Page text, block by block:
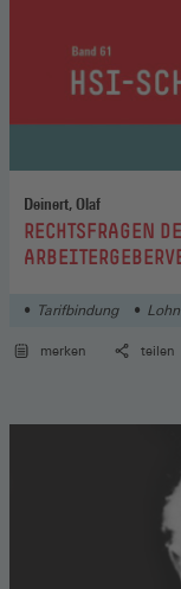
Deinert, Olaf
:RECHTSFRAGEN
Tarifbindung
merken teilen